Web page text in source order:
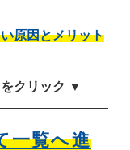
原因とメリット
クリック ▼
一覧へ進